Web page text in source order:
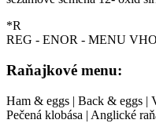
*R
REG - ENOR - MENU
Raňajkové menu:
Ham & eggs | Back & eggs |
Pečená klobása | Anglické